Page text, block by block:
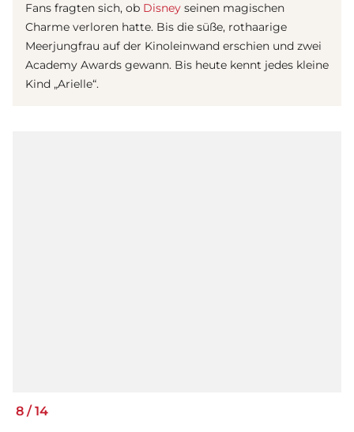
Fans fragten sich, ob Disney seinen magischen
Charme verloren hatte. Bis die süße, rothaarige
Meerjungfrau auf der Kinoleinwand erschien und zwei
Academy Awards gewann. Bis heute kennt jedes kleine
Kind „Arielle“.
8 / 14